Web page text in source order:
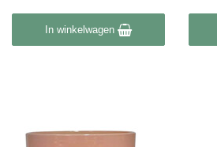
In winkelwagen